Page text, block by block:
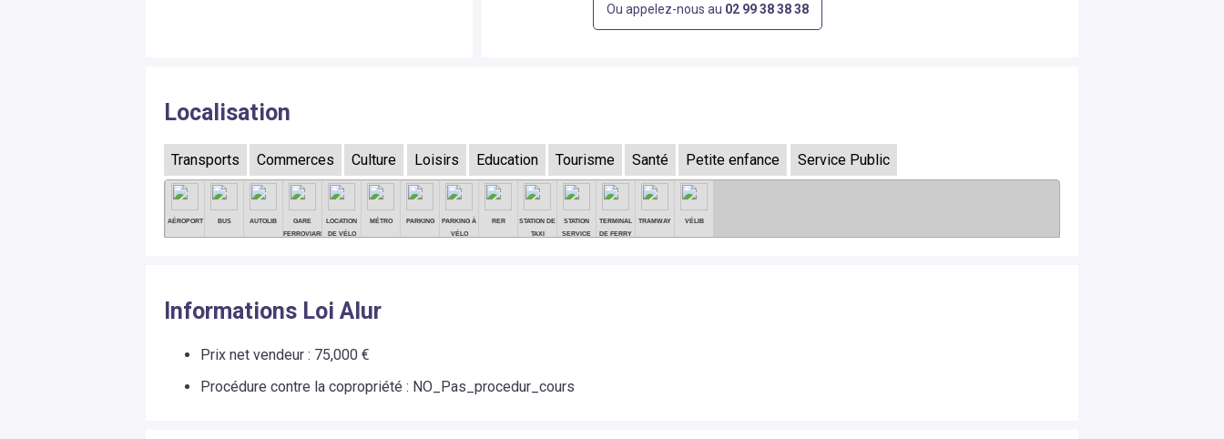
Ou appelez-nous au 02 99 38 38 38
Localisation
Transports Commerces Culture Loisirs Education Tourisme Santé Petite enfance Service Public
AÉROPORT BUS AUTOLIB
GARE
FERROVIARE
LOCATION
DE VÉLO
MÉTRO PARKING
PARKING À
VÉLO
RER
STATION DE
TAXI
STATION
SERVICE
TERMINAL
DE FERRY
TRAMWAY VÉLIB
Informations Loi Alur
Prix net vendeur : 75,000 €
Procédure contre la copropriété : NO_Pas_procedur_cours